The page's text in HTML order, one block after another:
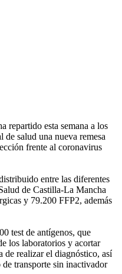
repartido esta semana a los
salud una nueva remesa
frente al coronavirus
entre las diferentes
de Castilla-La Mancha
y 79.200 FFP2, además
test de antígenos, que
los laboratorios y acortar
de realizar el diagnóstico, así
transporte sin inactivador